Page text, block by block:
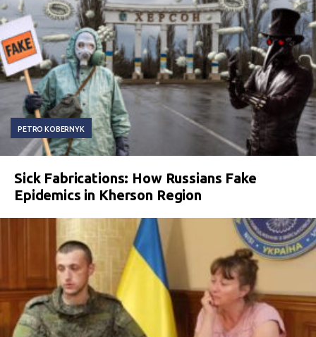
PETRO KOBERNYK
Sick Fabrications: How Russians Fake
Epidemics in Kherson Region